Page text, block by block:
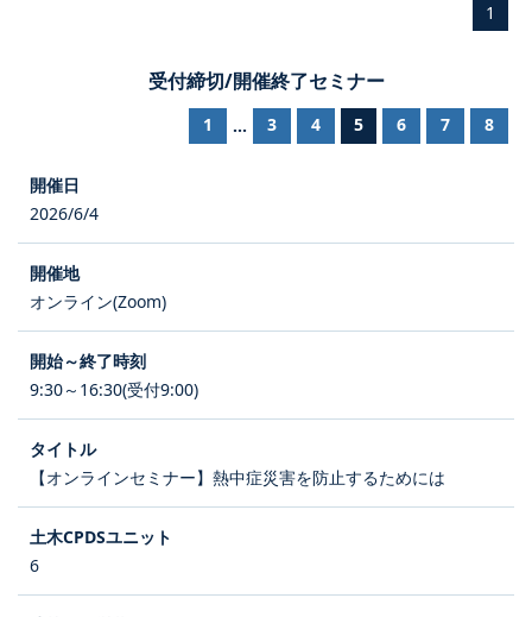
1
受付締切/開催終了セミナー
1 ... 3 4 5 6 7 8
2026/6/4
オンライン(Zoom)
9:30～16:30(受付9:00)
【オンラインセミナー】熱中症災害を防止するためには
6